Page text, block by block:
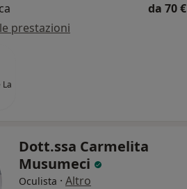
da 70 €
prestazioni
Dott.ssa Carmelita
Musumeci
Oculista · Altro